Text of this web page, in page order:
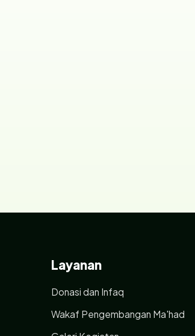
Layanan
Donasi dan Infaq
Wakaf Pengembangan Ma'had